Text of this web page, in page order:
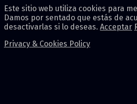
Este sitio web utiliza cookies para
Damos por sentado que estás de
desactivarlas si lo deseas. Acceptar
Privacy & Cookies Policy